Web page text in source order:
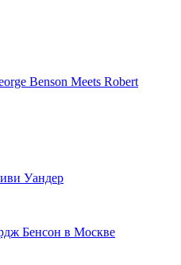
Benson Meets Robert
Уандер
Бенсон в Москве